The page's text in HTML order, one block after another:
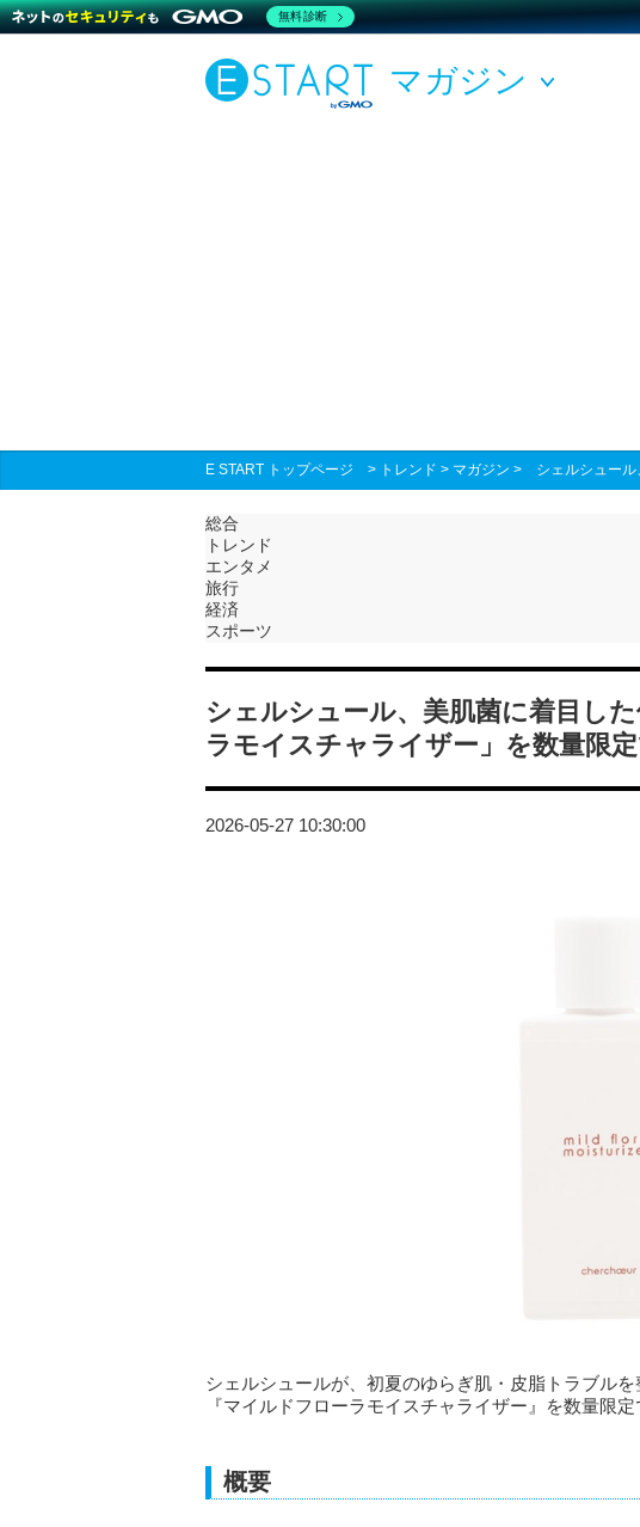
マガジン
E START トップページ > トレンド > マガジン > シェルシュー
総合
トレンド
エンタメ
旅行
経済
スポーツ
シェルシュール、美肌菌に着目し
ラモイスチャライザー」を数量限
2026-05-27 10:30:00
シェルシュールが、初夏のゆらぎ肌・皮脂トラブル
『マイルドフローラモイスチャライザー』を数量限定
概要
無料診断